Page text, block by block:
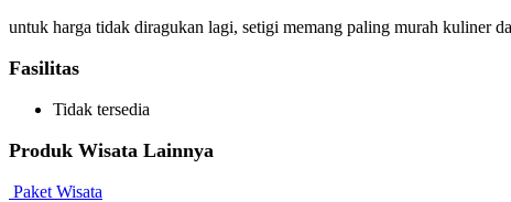
untuk harga tidak diragukan lagi, setigi memang paling murah kuliner
Fasilitas
Tidak tersedia
Produk Wisata Lainnya
Paket Wisata